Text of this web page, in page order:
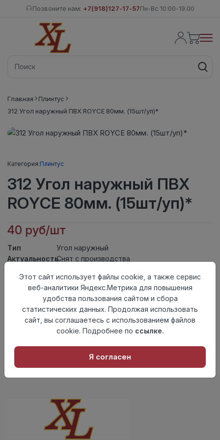
Позвоните нам: +7(918)127-17-57Пн-Вс 10:00-19:00
Главная
Плинтус
312 Угол наружный ПВХ ROYCE 80мм. (15шт/уп)*
Категория:Плинтус
312 Угол наружный ПВХ
ROYCE 80мм. (15шт/уп)*
40 руб/шт
Тип
Угол наружный
АктуальностьСнят с производства
Осталось148 шт
Добавить в корзину
Внимание! Внешний вид товара может отличаться от
представленного на настоящем сайте. Проверяйте
Этот сайт использует файлы cookie, а также сервис
веб-аналитики Яндекс.Метрика для повышения
удобства пользования сайтом и сбора
статистических данных. Продолжая использовать
сайт, вы соглашаетесь с использованием файлов
cookie. Подробнее по ссылке.
Я согласен